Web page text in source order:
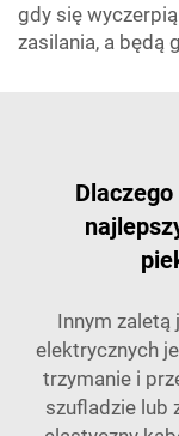
gdy się
zasilania, a będą
Innym zaletą
elektrycznych
trzymanie i
szufladzie lub